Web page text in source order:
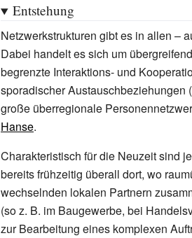
Entstehung
Netzwerkstrukturen gibt es in allen –
Dabei handelt es sich um
begrenzte Interaktions- und
sporadischer Austauschbeziehungen
große überregionale
Hanse.
Charakteristisch für die Neuzeit sind
bereits frühzeitig überall dort, wo
wechselnden lokalen Partnern
(so z. B. im Baugewerbe, bei
zur Bearbeitung eines komplexen